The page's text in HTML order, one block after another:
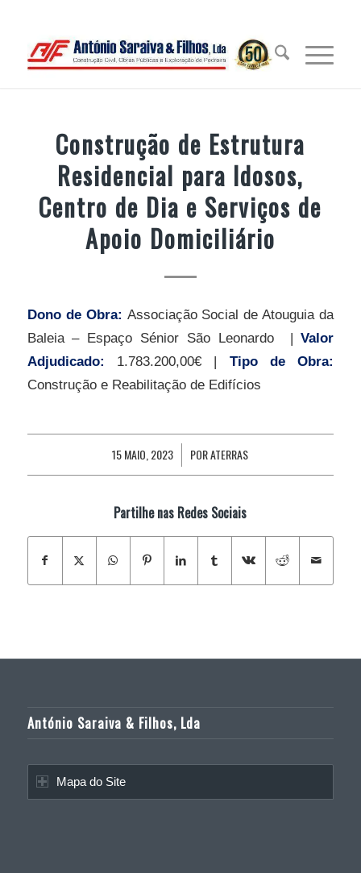
Construção de Estrutura
Residencial para Idosos,
Centro de Dia e Serviços de
Apoio Domiciliário
Dono de Obra: Associação Social de Atouguia da
Baleia – Espaço Sénior São Leonardo
|Valor
Adjudicado: 1.783.200,00€ | Tipo de Obra:
Construção e Reabilitação de Edifícios
15 MAIO, 2023
/ PORATERRAS
Partilhe nas Redes Sociais
António Saraiva & Filhos, Lda
Mapa do Site